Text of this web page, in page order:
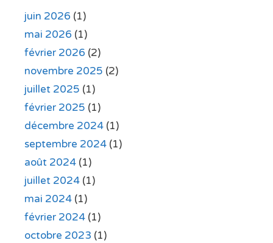
juin 2026 (1)
mai 2026 (1)
février 2026 (2)
novembre 2025 (2)
juillet 2025 (1)
février 2025 (1)
décembre 2024 (1)
septembre 2024 (1)
août 2024 (1)
juillet 2024 (1)
mai 2024 (1)
février 2024 (1)
octobre 2023 (1)